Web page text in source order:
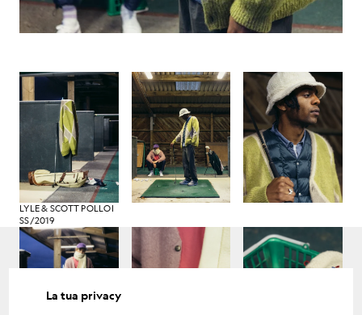
LYLE & SCOTT POLLOI
SS/2019
La tua privacy